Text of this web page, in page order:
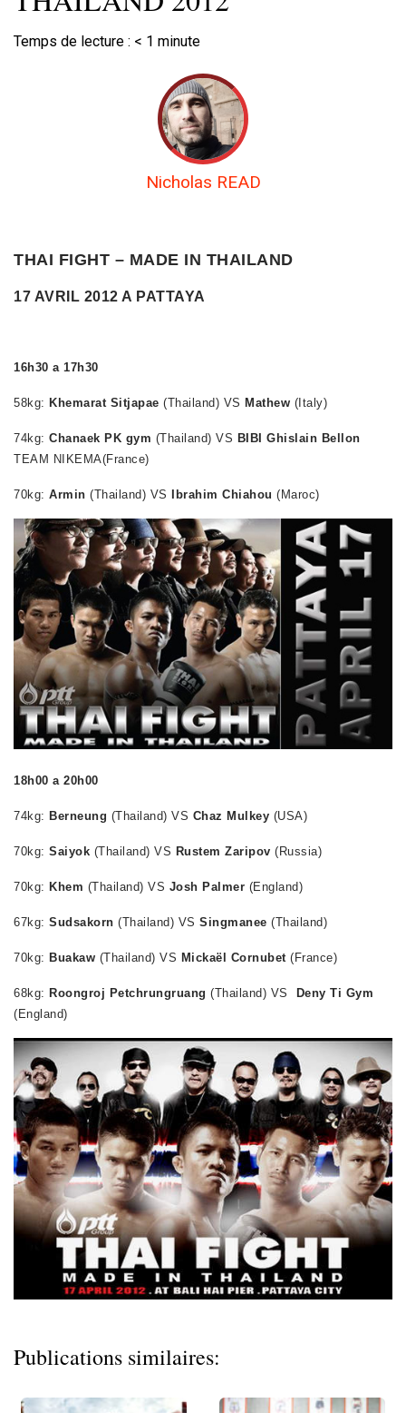
Temps de lecture : < 1 minute
Nicholas READ
THAI FIGHT – MADE IN THAILAND
17 AVRIL 2012 A PATTAYA
16h30 a 17h30
58kg: Khemarat Sitjapae (Thailand) VS Mathew (Italy)
74kg: Chanaek PK gym (Thailand) VS BIBI Ghislain Bellon
TEAM NIKEMA(France)
70kg: Armin (Thailand) VS Ibrahim Chiahou (Maroc)
18h00 a 20h00
74kg: Berneung (Thailand) VS Chaz Mulkey (USA)
70kg: Saiyok (Thailand) VS Rustem Zaripov (Russia)
70kg: Khem (Thailand) VS Josh Palmer (England)
67kg: Sudsakorn (Thailand) VS Singmanee (Thailand)
70kg: Buakaw (Thailand) VS Mickaël Cornubet(France)
68kg: Roongroj Petchrungruang (Thailand) VS
Deny Ti Gym
(England)
Publications similaires: